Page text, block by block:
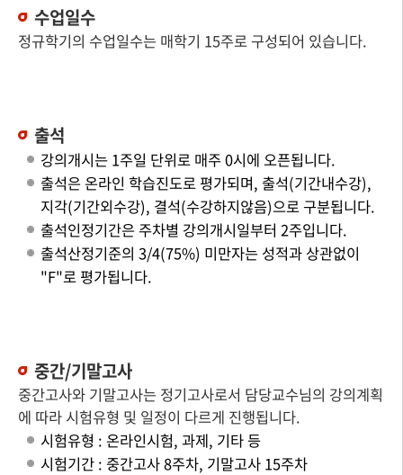
수업일수
정규학기의 수업일수는 매학기 15주로 구성되어 있습니다.
출석
강의개시는 1주일 단위로 매주 0시에 오픈됩니다.
출석은 온라인 학습진도로 평가되며, 출석(기간내수강),
지각(기간외수강), 결석(수강하지않음)으로 구분됩니다.
출석인정기간은 주차별 강의개시일부터 2주입니다.
출석산정기준의 3/4(75%) 미만자는 성적과 상관없이
"F"로 평가됩니다.
중간/기말고사
중간고사와 기말고사는 정기고사로서 담당교수님의 강의계획
에 따라 시험유형 및 일정이 다르게 진행됩니다.
시험유형 : 온라인시험, 과제, 기타 등
시험기간 : 중간고사 8주차, 기말고사 15주차